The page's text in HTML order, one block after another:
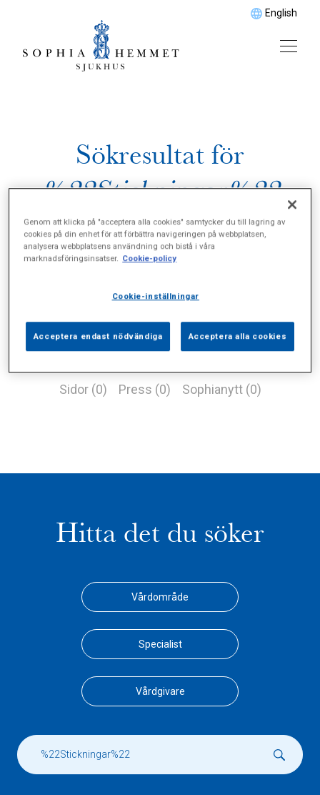
English
Sökresultat för
%22Stickningar%22
Sidor (0) Press (0) Sophianytt (0)
Hitta det du söker
Vårdområde
Specialist
Vårdgivare
Genom att klicka på "acceptera alla cookies" samtycker du till lagring av
cookies på din enhet för att förbättra navigeringen på webbplatsen,
analysera webbplatsens användning och bistå i våra
marknadsföringsinsatser. Cookie-policy
Cookie-inställningar
Acceptera endast nödvändiga Acceptera alla cookies